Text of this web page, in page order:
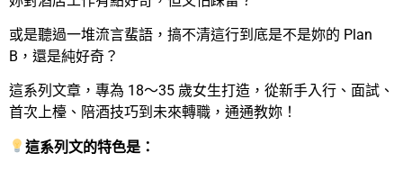
或是聽過一堆流言蜚語，搞不清這行到底是不是妳的 Plan
B，還是純好奇？
這系列文章，專為 18～35 歲女生打造，從新手入行、面試、
首次上檯、陪酒技巧到未來轉職，通通教妳！
這系列文的特色是：